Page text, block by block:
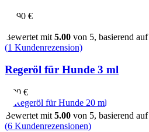
13,90 €
Bewertet mit 5.00 von 5, basierend auf
(1 Kundenrezension)
Regeröl für Hunde 3 ml
5,00 €
Bewertet mit 5.00 von 5, basierend auf
(6 Kundenrezensionen)